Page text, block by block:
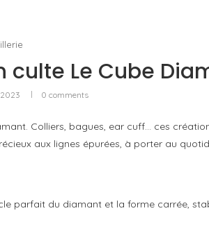
Le Cube
0 comments
Colliers, bagues, ear cuff… ces
aux lignes épurées, à porter au
parfait du diamant et la forme carrée,